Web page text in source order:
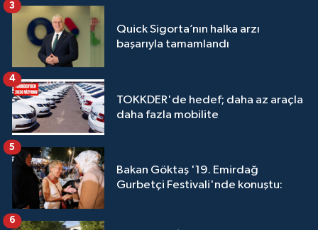
Quick Sigorta’nın halka arzı
başarıyla tamamlandı
3
TOKKDER'de hedef; daha az araçla
daha fazla mobilite
4
Bakan Göktaş '19. Emirdağ
Gurbetçi Festivali'nde konuştu:
5
6